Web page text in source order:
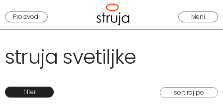
Proizvodi Meni
struja svetiljke
filter